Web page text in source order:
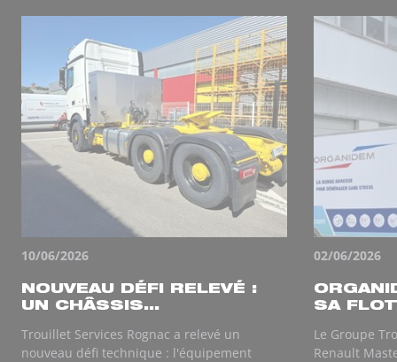
10/06/2026
NOUVEAU DÉFI RELEVÉ :
UN CHÂSSIS...
Trouillet Services Rognac a relevé un
nouveau défi technique : l'équipement
02/06/2026
SA
Le Groupe
Renault